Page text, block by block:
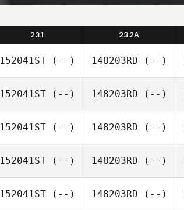
23.1 23.2A
152041ST(--) 148203RD (--)
152041ST(--) 148203RD (--)
152041ST(--) 148203RD (--)
152041ST(--) 148203RD (--)
152041ST(--) 148203RD (--)